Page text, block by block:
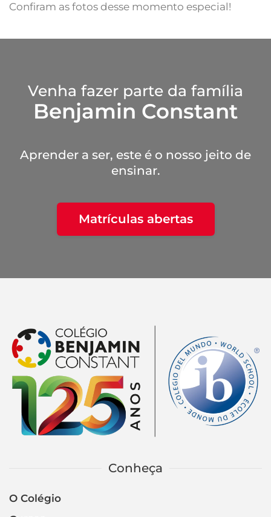
Confiram as fotos desse momento especial!
Venha fazer parte da família
Benjamin Constant
Aprender a ser, este é o nosso jeito de
ensinar.
Matrículas abertas
Conheça
O Colégio